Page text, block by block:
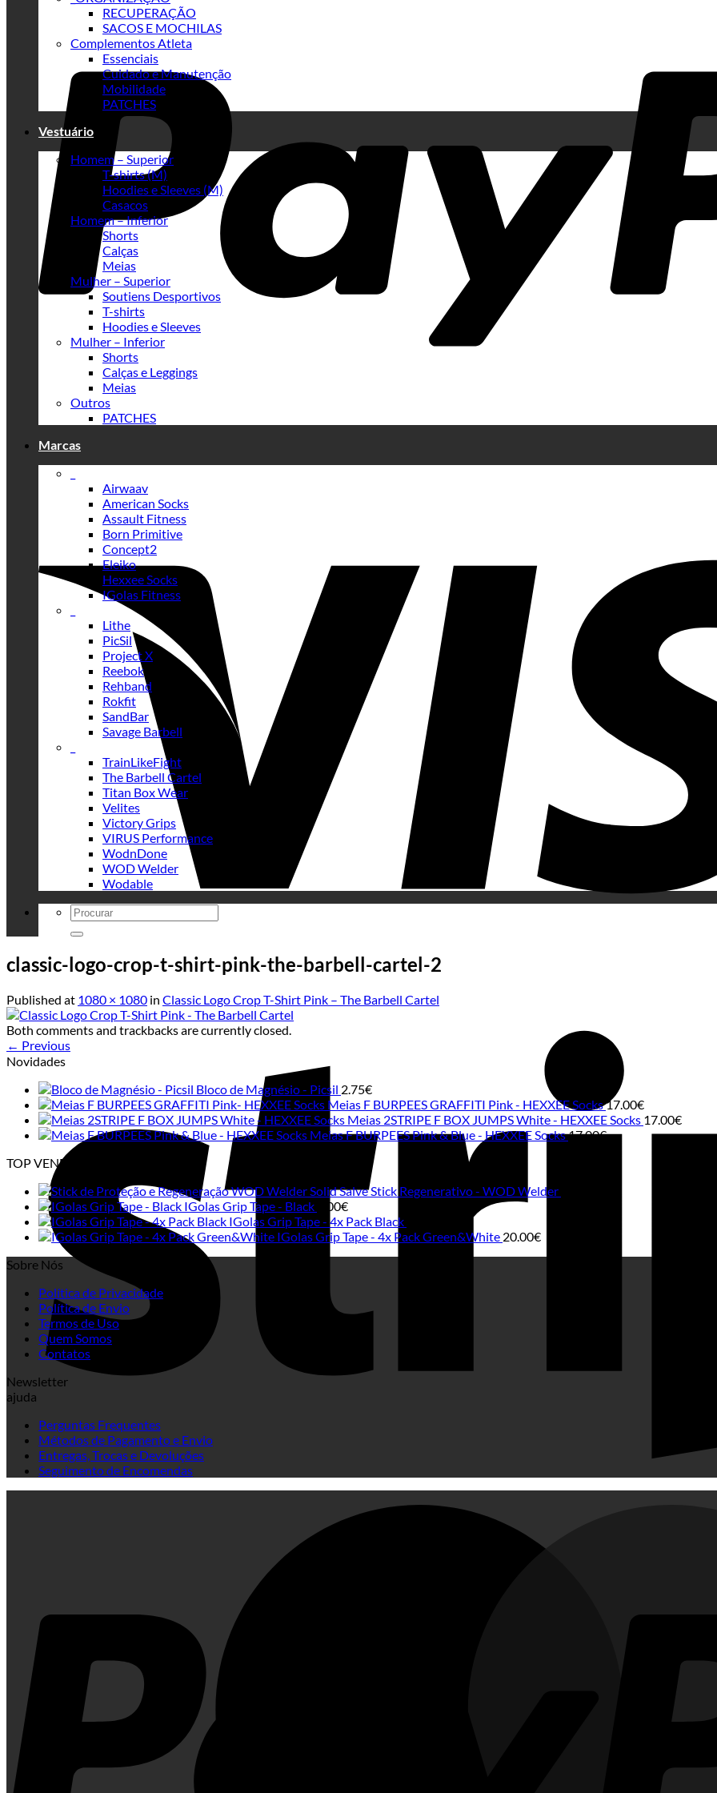
RECUPERAÇÃO
SACOS E MOCHILAS
Complementos Atleta
Essenciais
Cuidado e Manutenção
Mobilidade
PATCHES
Vestuário
Homem – Superior
T-shirts (M)
Hoodies e Sleeves (M)
Casacos
Homem – Inferior
Shorts
Calças
Meias
Mulher – Superior
Soutiens Desportivos
T-shirts
Hoodies e Sleeves
Mulher – Inferior
Shorts
Calças e Leggings
Meias
Outros
PATCHES
Marcas
Airwaav
American Socks
Assault Fitness
Born Primitive
Concept2
Eleiko
Hexxee Socks
IGolas Fitness
Lithe
PicSil
Project X
Reebok
Rehband
Rokfit
SandBar
Savage Barbell
TrainLikeFight
The Barbell Cartel
Titan Box Wear
Velites
Victory Grips
VIRUS Performance
WodnDone
WOD Welder
Wodable
Search
for:
classic-logo-crop-t-shirt-pink-the-barbell-cartel-2
Published at 1080 × 1080 in Classic Logo Crop T-Shirt Pink – The Barbell Cartel
Both comments and trackbacks are currently closed.
← Previous
Novidades
Bloco de Magnésio - Picsil 2.75€
Meias F BURPEES GRAFFITI Pink - HEXXEE Socks17.00€
Meias 2STRIPE F BOX JUMPS White - HEXXEE Socks 17.00€
Meias F BURPEES Pink & Blue - HEXXEE Socks17.00€
TOP VENDAS
Solid Salve Stick Regenerativo - WOD Welder
IGolas Grip Tape - Black
6.00€
IGolas Grip Tape - 4x Pack Black
IGolas Grip Tape - 4x Pack Green&White 20.00€
Sobre Nós
Política de Privacidade
Política de Envio
Termos de Uso
Quem Somos
Contatos
Newsletter
ajuda
Perguntas Frequentes
Métodos de Pagamento e Envio
Entregas, Trocas e Devoluções
Seguimento de Encomendas